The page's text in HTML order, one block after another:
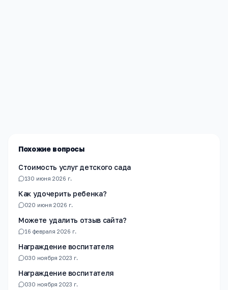
Похожие вопросы
Стоимость услуг детского сада
130 июня 2026 г.
Как удочерить ребенка?
020 июня 2026 г.
Можете удалить отзыв сайта?
1 6 февраля 2026 г.
Награждение воспитателя
030 ноября 2023 г.
Награждение воспитателя
030 ноября 2023 г.